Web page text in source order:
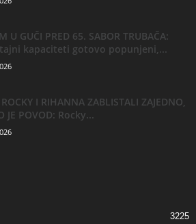
U GUČI PRED 65. SABOR TRUBAČA:
kapaciteti gotovo popunjeni,...
I RIHANNA ZABLISTALI ZAJEDNO,
JE POVOD: Rocky...
3225